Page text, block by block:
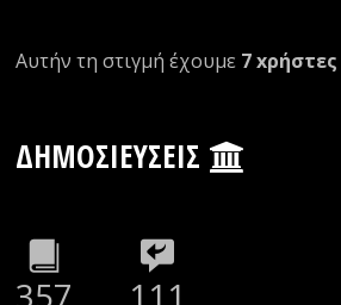
Αυτήν τη στιγμή έχουμε 7 xρήστες
ΔΗΜΟΣΙΕΎΣΕΙΣ
357 111